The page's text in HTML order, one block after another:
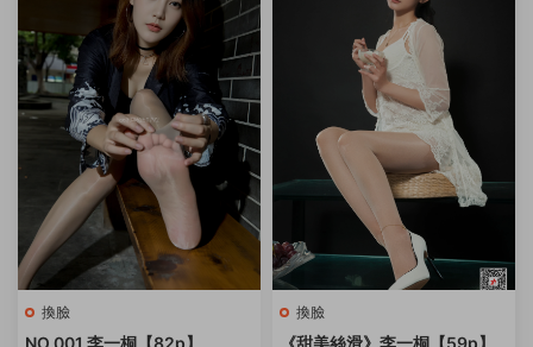
換臉
NO.001 李一桐【82p】
換臉
《甜美絲滑》李一桐【59p】